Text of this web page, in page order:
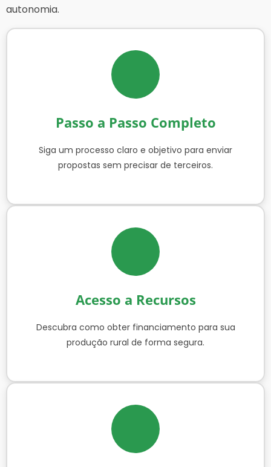
autonomia.
Passo a Passo Completo
Siga um processo claro e objetivo para enviar
propostas sem precisar de terceiros.
Acesso a Recursos
Descubra como obter financiamento para sua
produção rural de forma segura.